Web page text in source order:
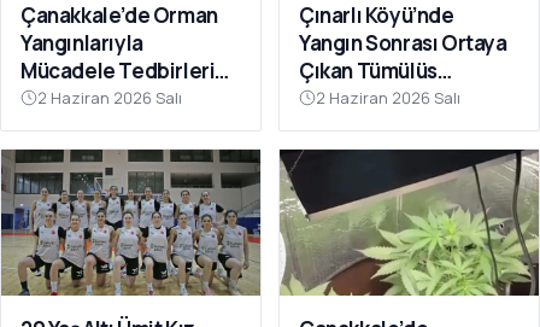
Çanakkale’de Orman
Yangınlarıyla
Mücadele Tedbirleri
Masaya Yatırıldı
2 Haziran 2026 Salı
Çınarlı Köyü’nde
Yangın Sonrası Ortaya
Çıkan Tümülüs
Definecilerin Hedefi
Oldu
2 Haziran 2026 Salı